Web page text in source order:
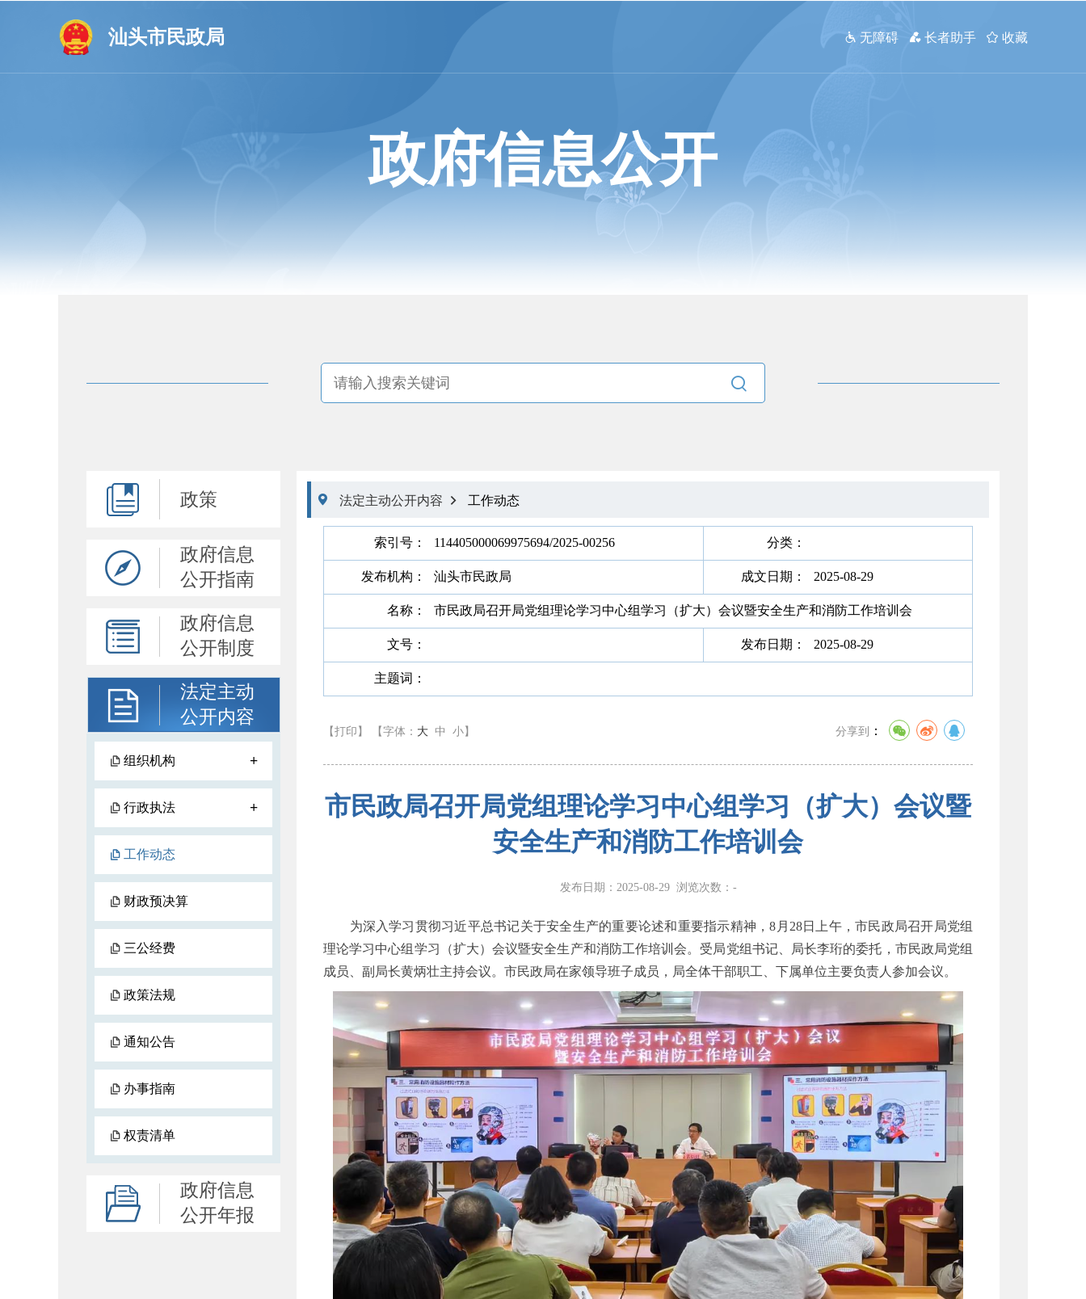
汕头市民政局  无障碍  长者助手  收藏
政府信息公开

政策
政府信息
公开指南
政府信息
公开制度
法定主动
公开内容
组织机构 +
行政执法 +
工作动态
财政预决算
三公经费
政策法规
通知公告
办事指南
权责清单
政府信息
公开年报
 法定主动公开内容  工作动态
索引号： 114405000069975694/2025-00256 分类：
发布机构： 汕头市民政局 成文日期： 2025-08-29
名称： 市民政局召开局党组理论学习中心组学习（扩大）会议暨安全生产和消防工作培训会
文号： 发布日期： 2025-08-29
主题词：
【打印】 【字体： 大 中 小 】 分享到 ：
市民政局召开局党组理论学习中心组学习（扩大）会议暨
安全生产和消防工作培训会
发布日期：2025-08-29 浏览次数： -
为深入学习贯彻习近平总书记关于安全生产的重要论述和重要指示精神，8月28日上午，市民政局召开局党组
理论学习中心组学习（扩大）会议暨安全生产和消防工作培训会。受局党组书记、局长李珩的委托，市民政局党组
成员、副局长黄炳壮主持会议。市民政局在家领导班子成员，局全体干部职工、下属单位主要负责人参加会议。